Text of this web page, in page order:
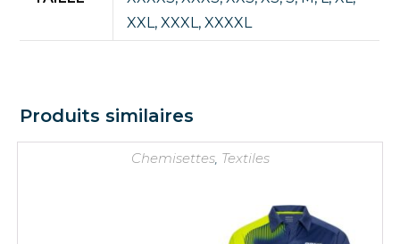
XXL,XXXL,XXXXL
Produits similaires
Chemisettes, Textiles